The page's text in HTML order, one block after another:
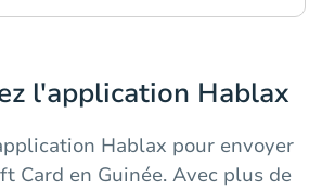
l'application Hablax
Hablax pour envoyer
Card en Guinée. Avec plus de